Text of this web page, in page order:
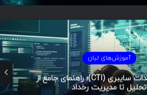
آموزش‌های لیان
هوش تهدیدات سایبری (CTI)؛ راهنمای جامع از
تحلیل تا مدیریت رخداد